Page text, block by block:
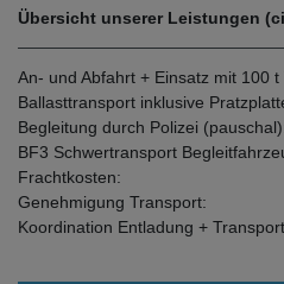
Übersicht unserer Leistungen
An- und Abfahrt + Einsatz mit 100 t
Ballasttransport inklusive
Begleitung durch Polizei
BF3 Schwertransport
Frachtkosten:
Genehmigung Transport:
Koordination Entladung +